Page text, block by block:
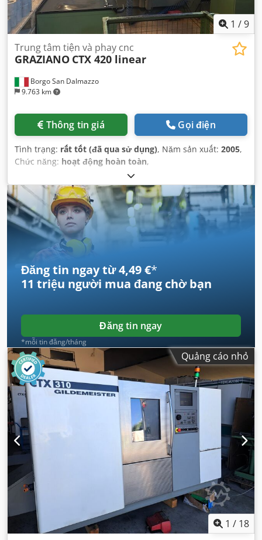
1 /9
Borgo San Dalmazzo
9.763 km
Trung tâm tiện và phay cnc
GRAZIANO CTX 420 linear
Thông tin giá Gọi điện
Tình trạng: rất tốt (đã qua sử dụng), Năm sản xuất: 2005,
Chức năng: hoạt động hoàn toàn,
Đăng tin ngay từ 4,49 €*
11 triệu người mua đang chờ bạn
Đăng tin ngay
*mỗi tin đăng/tháng
Quảng cáo nhỏ
1 / 18